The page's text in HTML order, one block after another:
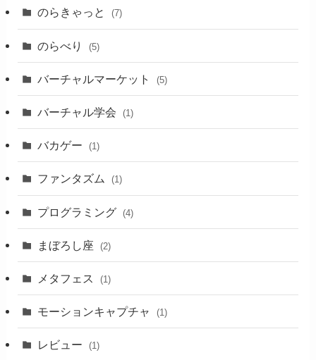
のらきゃっと (7)
のらべり (5)
バーチャルマーケット (5)
バーチャル学会 (1)
バカゲー (1)
ファンタズム (1)
プログラミング (4)
まぼろし座 (2)
メタフェス (1)
モーションキャプチャ (1)
レビュー (1)